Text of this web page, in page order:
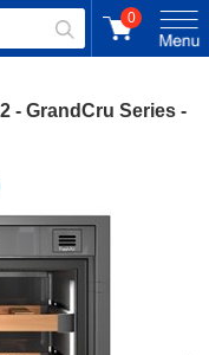
0
- GrandCru Series -